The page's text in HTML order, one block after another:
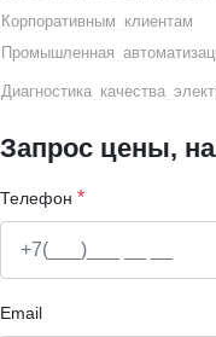
Корпоративным клиентам
Промышленная
Диагностика качества
Запрос цены,
Телефон *
Email